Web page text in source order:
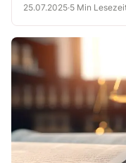
In diesem ausführlichen
umsetzen können.
25.07.2025·5 Min